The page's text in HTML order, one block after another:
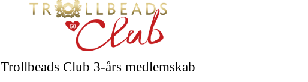
Trollbeads Club 3-års medlemskab